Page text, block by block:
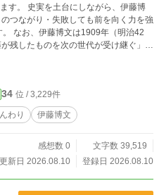
、伊藤博
つながり・失敗しても前を向く力を強
42
残したものを次の世代が受け継ぐ」と
34 位 / 3,229件
わり 伊藤博文
感想数 0
文字数 39,519
新日 2026.08.10
登録日 2026.08.10